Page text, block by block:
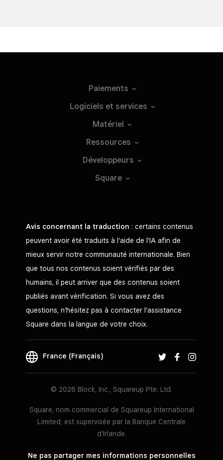
Paiements
Logiciels et services
Matériel
Ressources
Développeurs
Square
Avis concernant la traduction : certains contenus
peuvent avoir été traduits à l’aide de l’IA afin de
mieux servir notre communauté internationale. Bien
que tous nos contenus soient vérifiés par des
humains, il peut arriver que des contenus soient
publiés avant vérification. Si vous avez des
questions, n’hésitez pas à contacter l’assistance
Square dans la langue de votre choix.
France (Français)
© 2026 Block, Inc., Squareup Pte. Ltd.
Square, nom commercial de Squareup International
Limited, est supervisée par la Banque Centrale
d’Irlande.
Ne pas partager mes informations personnelles